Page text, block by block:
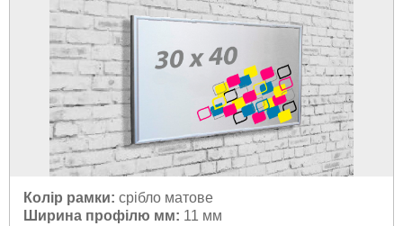
Колір рамки: срібло матове
Ширина профілю мм: 11 мм